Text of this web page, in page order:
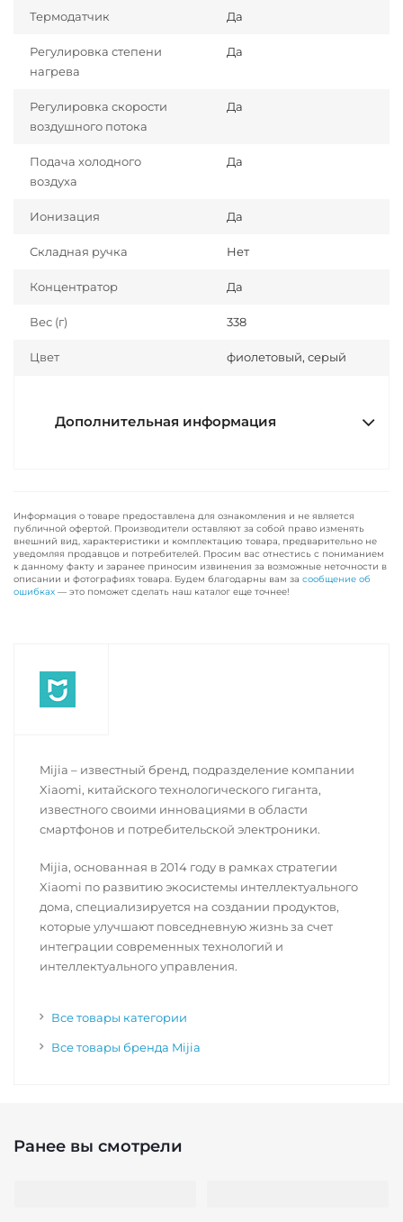
Термодатчик Да
Регулировка степени
нагрева
Да
Регулировка скорости
воздушного потока
Да
Подача холодного
воздуха
Да
Ионизация Да
Складная ручка Нет
Концентратор Да
Вес (г) 338
Цвет фиолетовый, серый
Дополнительная информация
Информация о товаре предоставлена для ознакомления и не является
публичной офертой. Производители оставляют за собой право изменять
внешний вид, характеристики и комплектацию товара, предварительно не
уведомляя продавцов и потребителей. Просим вас отнестись с пониманием
к данному факту и заранее приносим извинения за возможные неточности в
описании и фотографиях товара. Будем благодарны вам за сообщение об
ошибках — это поможет сделать наш каталог еще точнее!
Mijia – известный бренд, подразделение компании
Xiaomi, китайского технологического гиганта,
известного своими инновациями в области
смартфонов и потребительской электроники.
Mijia, основанная в 2014 году в рамках стратегии
Xiaomi по развитию экосистемы интеллектуального
дома, специализируется на создании продуктов,
которые улучшают повседневную жизнь за счет
интеграции современных технологий и
интеллектуального управления.
Все товары категории
Все товары бренда Mijia
Ранее вы смотрели